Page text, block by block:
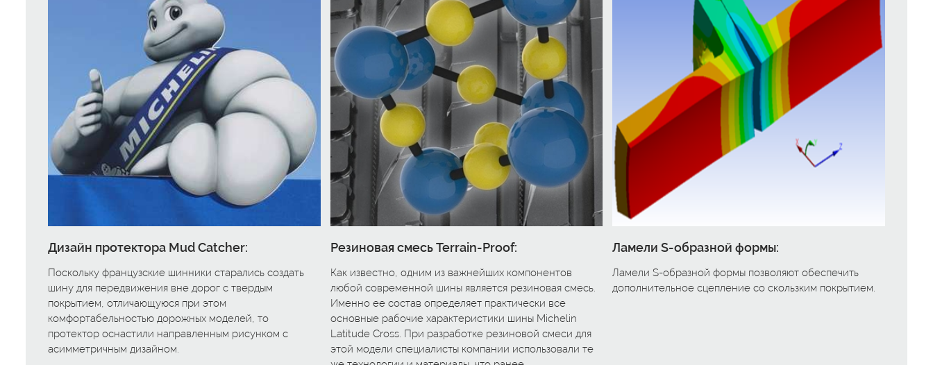
Дизайн протектора Mud Catcher:
Поскольку французские шинники старались создать
шину для передвижения вне дорог с твердым
покрытием, отличающуюся при этом
комфортабельностью дорожных моделей, то
протектор оснастили направленным рисунком с
асимметричным дизайном.
Резиновая смесь Terrain-Proof:
Как известно, одним из важнейших компонентов
любой современной шины является резиновая смесь.
Именно ее состав определяет практически все
основные рабочие характеристики шины Michelin
Latitude Cross. При разработке резиновой смеси для
этой модели специалисты компании использовали те
Ламели S-образной формы:
Ламели S-образной формы позволяют обеспечить
дополнительное сцепление со скользким покрытием.